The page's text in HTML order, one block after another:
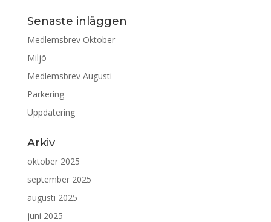
Senaste inläggen
Medlemsbrev Oktober
Miljö
Medlemsbrev Augusti
Parkering
Uppdatering
Arkiv
oktober 2025
september 2025
augusti 2025
juni 2025